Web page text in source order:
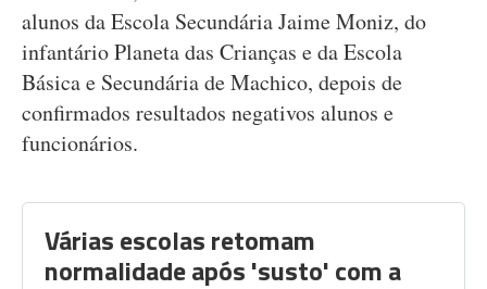
alunos da Escola Secundária Jaime Moniz, do
infantário Planeta das Crianças e da Escola
Básica e Secundária de Machico, depois de
confirmados resultados negativos alunos e
funcionários.
Várias escolas retomam
normalidade após 'susto' com a